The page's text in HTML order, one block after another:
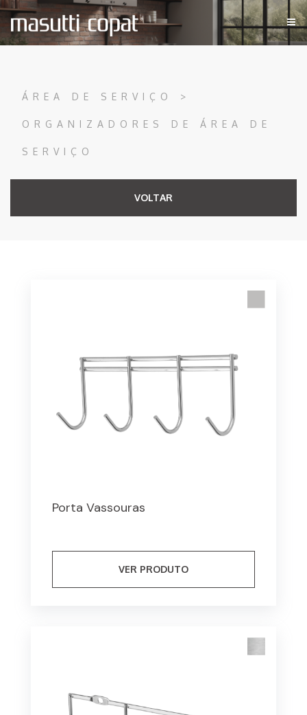
ÁREA DE SERVIÇO >
ORGANIZADORES DE ÁREA DE
SERVIÇO
VOLTAR
Porta Vassouras
VER PRODUTO